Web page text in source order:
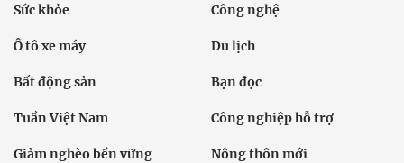
Sức khỏe Công nghệ
Ô tô xe máy Du lịch
Bất động sản Bạn đọc
Tuần Việt Nam Công nghiệp hỗ trợ
Giảm nghèo bền vững Nông thôn mới